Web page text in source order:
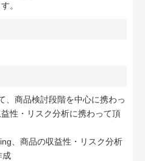
。
、商品検討段階を中心に携わっ
性・リスク分析に携わって頂
、商品の収益性・リスク分析
成